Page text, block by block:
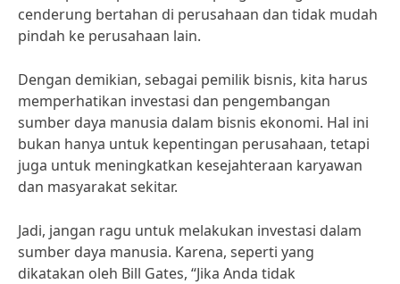
cenderung bertahan di perusahaan dan tidak mudah
pindah ke perusahaan lain.
Dengan demikian, sebagai pemilik bisnis, kita harus
memperhatikan investasi dan pengembangan
sumber daya manusia dalam bisnis ekonomi. Hal ini
bukan hanya untuk kepentingan perusahaan, tetapi
juga untuk meningkatkan kesejahteraan karyawan
dan masyarakat sekitar.
Jadi, jangan ragu untuk melakukan investasi dalam
sumber daya manusia. Karena, seperti yang
dikatakan oleh Bill Gates, “Jika Anda tidak